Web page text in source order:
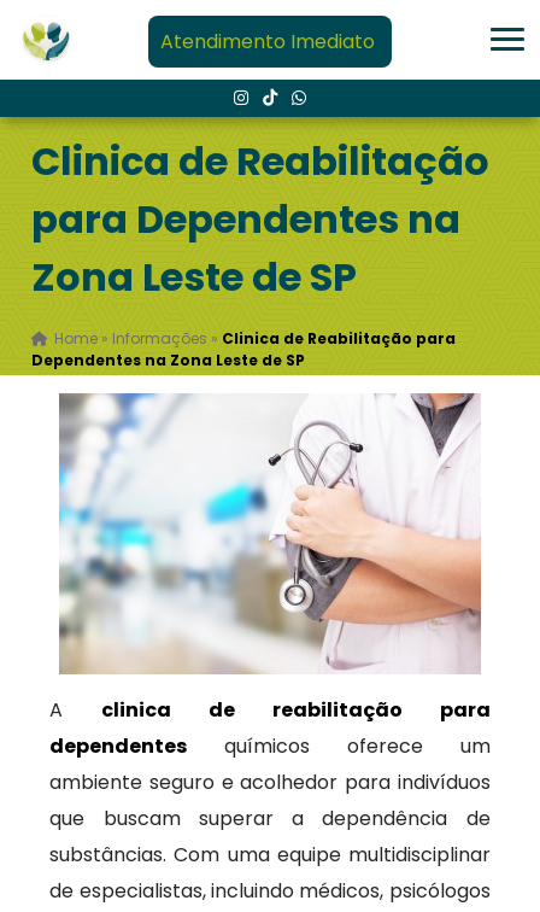
Atendimento Imediato
Clinica de Reabilitação
para Dependentes na
Zona Leste de SP
Home » Informações » Clinica de Reabilitação para
Dependentes na Zona Leste de SP
A clinica de reabilitação para
dependentes químicos oferece um
ambiente seguro e acolhedor para indivíduos
que buscam superar a dependência de
substâncias. Com uma equipe multidisciplinar
de especialistas, incluindo médicos, psicólogos